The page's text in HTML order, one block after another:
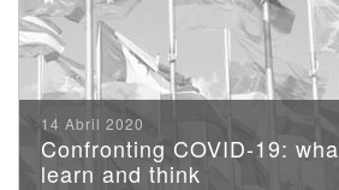
14 Abril 2020
Confronting COVID-19:
learn and think